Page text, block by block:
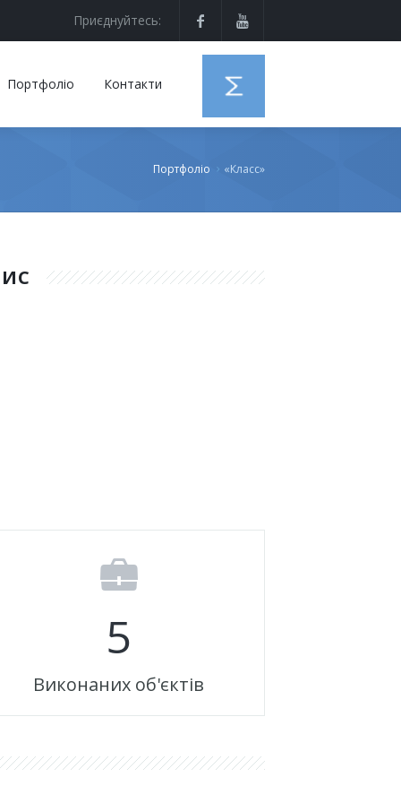
Приєднуйтесь:
Портфоліо Контакти
Портфоліо «Класс»
5
Виконаних об'єктів